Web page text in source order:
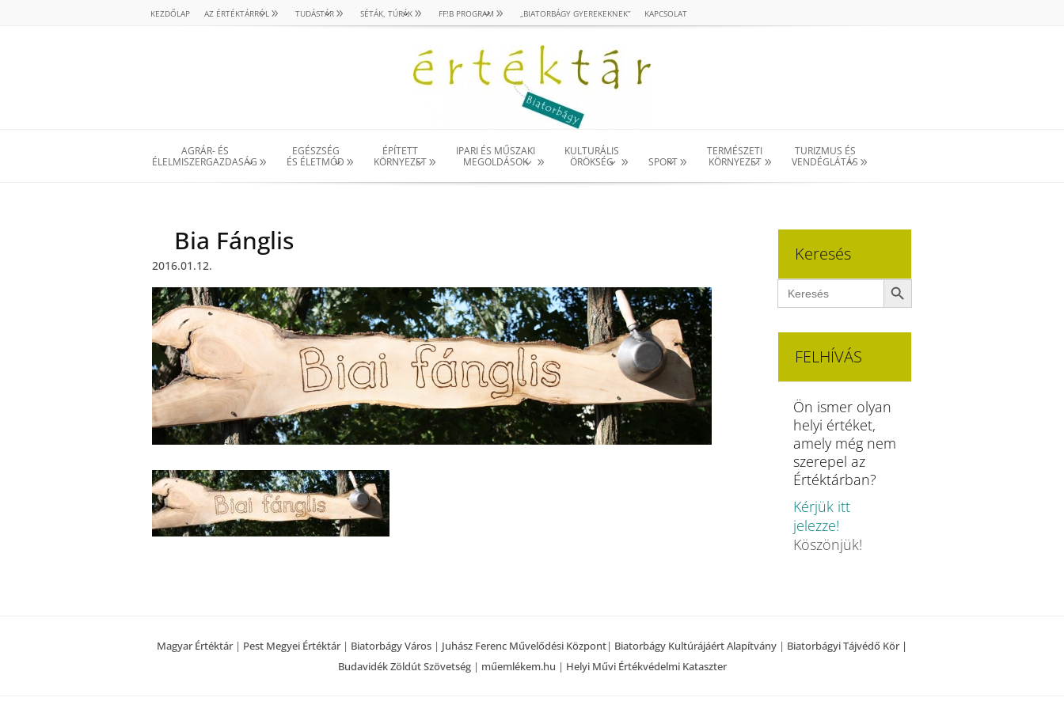
KEZDŐLAP AZ ÉRTÉKTÁRRÓL TUDÁSTÁR SÉTÁK, TÚRÁK FF!B PROGRAM „BIATORBÁGY GYEREKEKNEK” KAPCSOLAT
AGRÁR- ÉS
ÉLELMISZERGAZDASÁG
EGÉSZSÉG
ÉS ÉLETMÓD
ÉPÍTETT
KÖRNYEZET
IPARI ÉS MŰSZAKI
MEGOLDÁSOK
KULTURÁLIS
ÖRÖKSÉG
SPORT
TERMÉSZETI
KÖRNYEZET
TURIZMUS ÉS
VENDÉGLÁTÁS
Bia Fánglis
2016.01.12.
Keresés
Search
for:
Search Button
FELHÍVÁS
Ön ismer olyan
helyi értéket,
amely még nem
szerepel az
Értéktárban?
Kérjük itt
jelezze!
Köszönjük!
Magyar Értéktár| Pest Megyei Értéktár| Biatorbágy Város | Juhász Ferenc Művelődési Központ| Biatorbágy Kultúrájáért Alapítvány | Biatorbágyi Tájvédő Kör |
Budavidék Zöldút Szövetség | műemlékem.hu | Helyi Művi Értékvédelmi Kataszter